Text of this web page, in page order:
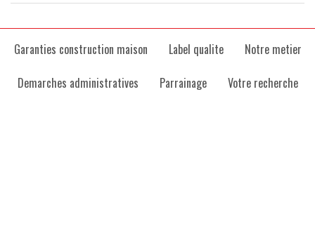
Garanties construction maison Label qualite
Notre metier
Demarches administratives
Parrainage Votre recherche